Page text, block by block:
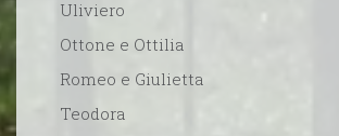
Uliviero
Ottone e Ottilia
Romeo e Giulietta
Teodora